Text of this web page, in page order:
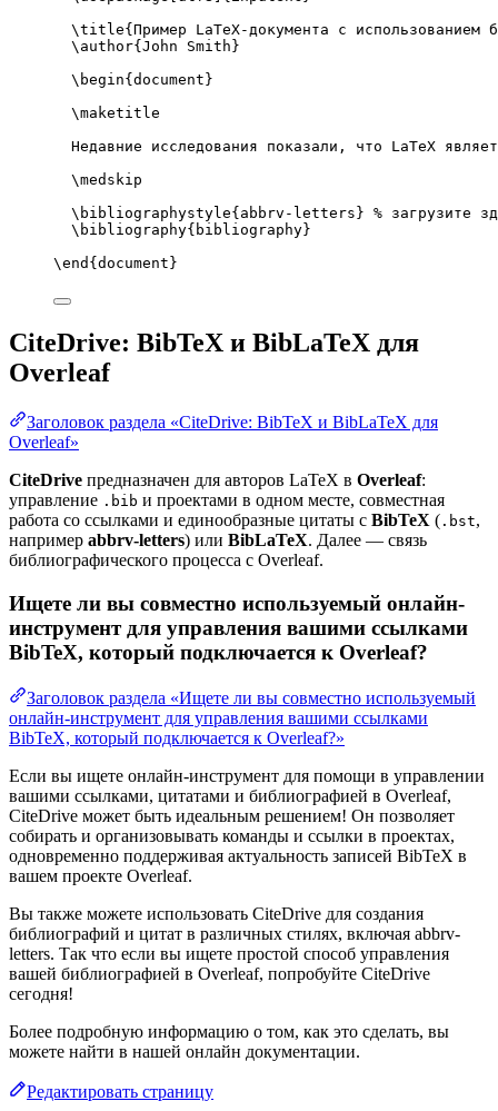
\title{Пример LaTeX-документа с
\author{John Smith}
\begin{ document }
\maketitle
Недавние исследования показали, что LaTeX
\medskip
\bibliographystyle{abbrv-letters} % загрузите
\bibliography{bibliography}
\end { document }
CiteDrive: BibTeX и BibLaTeX для
Overleaf
Заголовок раздела «CiteDrive: BibTeX и BibLaTeX для
Overleaf»
CiteDrive предназначен для авторов LaTeX в Overleaf:
управление .bib и проектами в одном месте, совместная
работа со ссылками и единообразные цитаты с BibTeX ( .bst,
например abbrv-letters) или BibLaTeX. Далее — связь
библиографического процесса с Overleaf.
Ищете ли вы совместно используемый онлайн-
инструмент для управления вашими ссылками
BibTeX, который подключается к Overleaf?
Заголовок раздела «Ищете ли вы совместно используемый
онлайн-инструмент для управления вашими ссылками
BibTeX, который подключается к Overleaf?»
Если вы ищете онлайн-инструмент для помощи в управлении
вашими ссылками, цитатами и библиографией в Overleaf,
CiteDrive может быть идеальным решением! Он позволяет
собирать и организовывать команды и ссылки в проектах,
одновременно поддерживая актуальность записей BibTeX в
вашем проекте Overleaf.
Вы также можете использовать CiteDrive для создания
библиографий и цитат в различных стилях, включая abbrv-
letters. Так что если вы ищете простой способ управления
вашей библиографией в Overleaf, попробуйте CiteDrive
сегодня!
Более подробную информацию о том, как это сделать, вы
можете найти в нашей онлайн документации.
Редактировать страницу